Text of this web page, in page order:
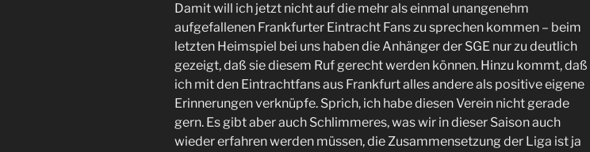
Damit will ich jetzt nicht auf die mehr als einmal unangenehm
aufgefallenen Frankfurter Eintracht Fans zu sprechen kommen – beim
letzten Heimspiel bei uns haben die Anhänger der SGE nur zu deutlich
gezeigt, daß sie diesem Ruf gerecht werden können. Hinzu kommt, daß
ich mit den Eintrachtfans aus Frankfurt alles andere als positive eigene
Erinnerungen verknüpfe. Sprich, ich habe diesen Verein nicht gerade
gern. Es gibt aber auch Schlimmeres, was wir in dieser Saison auch
wieder erfahren werden müssen, die Zusammensetzung der Liga ist ja